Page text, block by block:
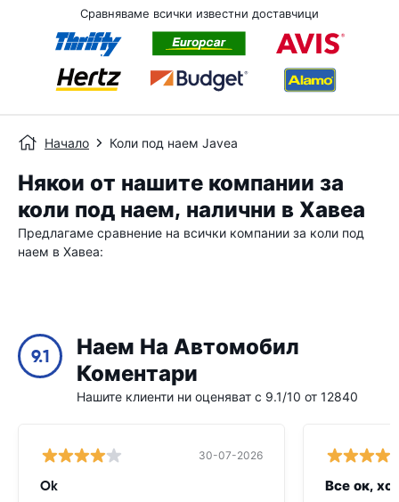
Сравняваме всички известни доставчици
Начало Коли под наем Javea
Някои от нашите компании за
коли под наем, налични в Хавеа
Предлагаме сравнение на всички компании за коли под
наем в Хавеа:
9.1
Наем На Автомобил
Коментари
Нашите клиенти ни оценяват с 9.1/10 от 12840
30-07-2026
Ok Все ок,